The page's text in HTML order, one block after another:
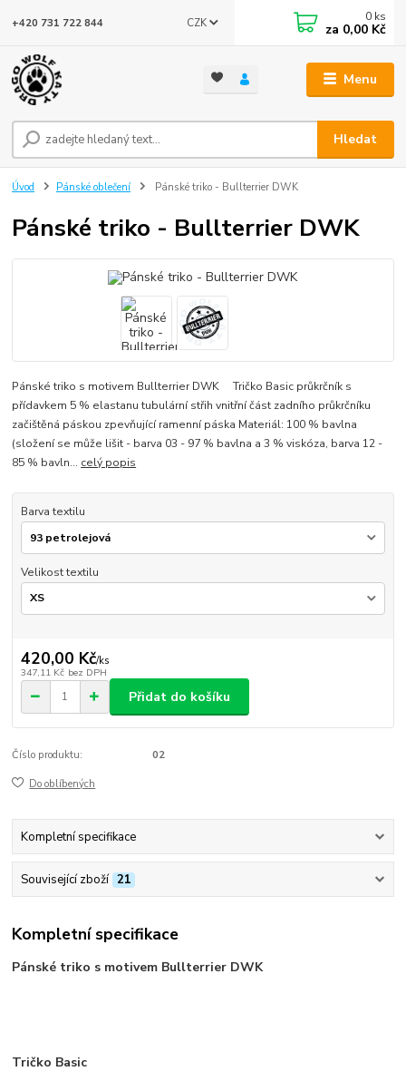
Menu
CZK
Hledat
+420 731 722 844 0 ks
za 0,00 Kč
Úvod Pánské oblečení Pánské triko - Bullterrier DWK
Pánské triko - Bullterrier DWK
Pánské triko s motivem Bullterrier DWK Tričko Basic průkrčník s
přídavkem 5 % elastanu tubulární střih vnitřní část zadního průkrčníku
začištěná páskou zpevňující ramenní páska Materiál: 100 % bavlna
(složení se může lišit - barva 03 - 97 % bavlna a 3 % viskóza, barva 12 -
85 % bavln... celý popis
Barva textilu
Velikost textilu
420,00 Kč/ks
347,11 Kč bez DPH
Přidat do košíku
Číslo produktu: 02
Do oblíbených
Kompletní specifikace
Související zboží 21
Kompletní specifikace
Pánské triko s motivem Bullterrier DWK
Tričko Basic